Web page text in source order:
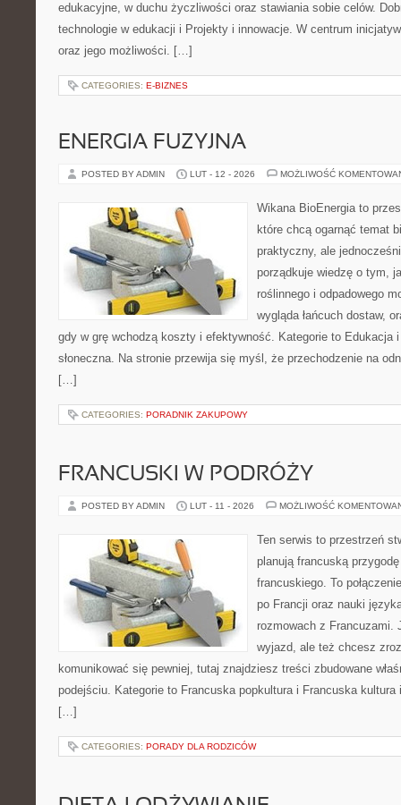
edukacyjne, w duchu życzliwości oraz stawiania sobie celów.
technologie w edukacji i Projekty i innowacje. W centrum
oraz jego możliwości. […]
CATEGORIES: E-BIZNES
ENERGIA FUZYJNA
POSTED BY ADMIN LUT - 12 - 2026 MOŻLIWOŚĆ
Wikana BioEnergia to
które chcą ogarnąć temat
praktyczny, ale
porządkuje wiedzę o tym,
roślinnego i odpadowego
wygląda łańcuch dostaw,
gdy w grę wchodzą koszty i efektywność. Kategorie to Edukacja
słoneczna. Na stronie przewija się myśl, że przechodzenie na
[…]
CATEGORIES: PORADNIK ZAKUPOWY
FRANCUSKI W PODRÓŻY
POSTED BY ADMIN LUT - 11 - 2026 MOŻLIWOŚĆ
Ten serwis to przestrzeń
planują francuską
francuskiego. To
po Francji oraz nauki
rozmowach z Francuzami.
wyjazd, ale też chcesz
komunikować się pewniej, tutaj znajdziesz treści zbudowane
podejściu. Kategorie to Francuska popkultura i Francuska
[…]
CATEGORIES: PORADY DLA RODZICÓW